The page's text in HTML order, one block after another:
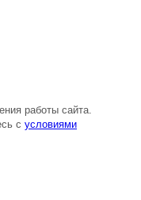
работы сайта.
с условиями